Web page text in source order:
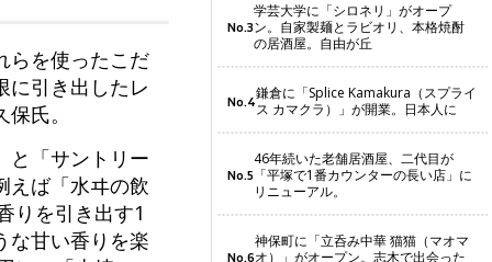
らを使ったこだ
に引き出したレ
氏。
と「サントリー
えば「水ヰの飲
りを引き出す1
な甘い香りを楽
No.3
学芸大学に「シロネリ」がオープ
ン。自家製麺とラビオリ、本格焼酎
の居酒屋。自由が丘
No.4鎌倉に「Splice Kamakura（スプライ
ス カマクラ）」が開業。日本人に
No.5
46年続いた老舗居酒屋、二代目が
「平塚で1番カウンターの長い店」に
リニューアル。
No.6
神保町に「立呑み中華 猫猫（マオマ
オ）」がオープン。志木で出会った